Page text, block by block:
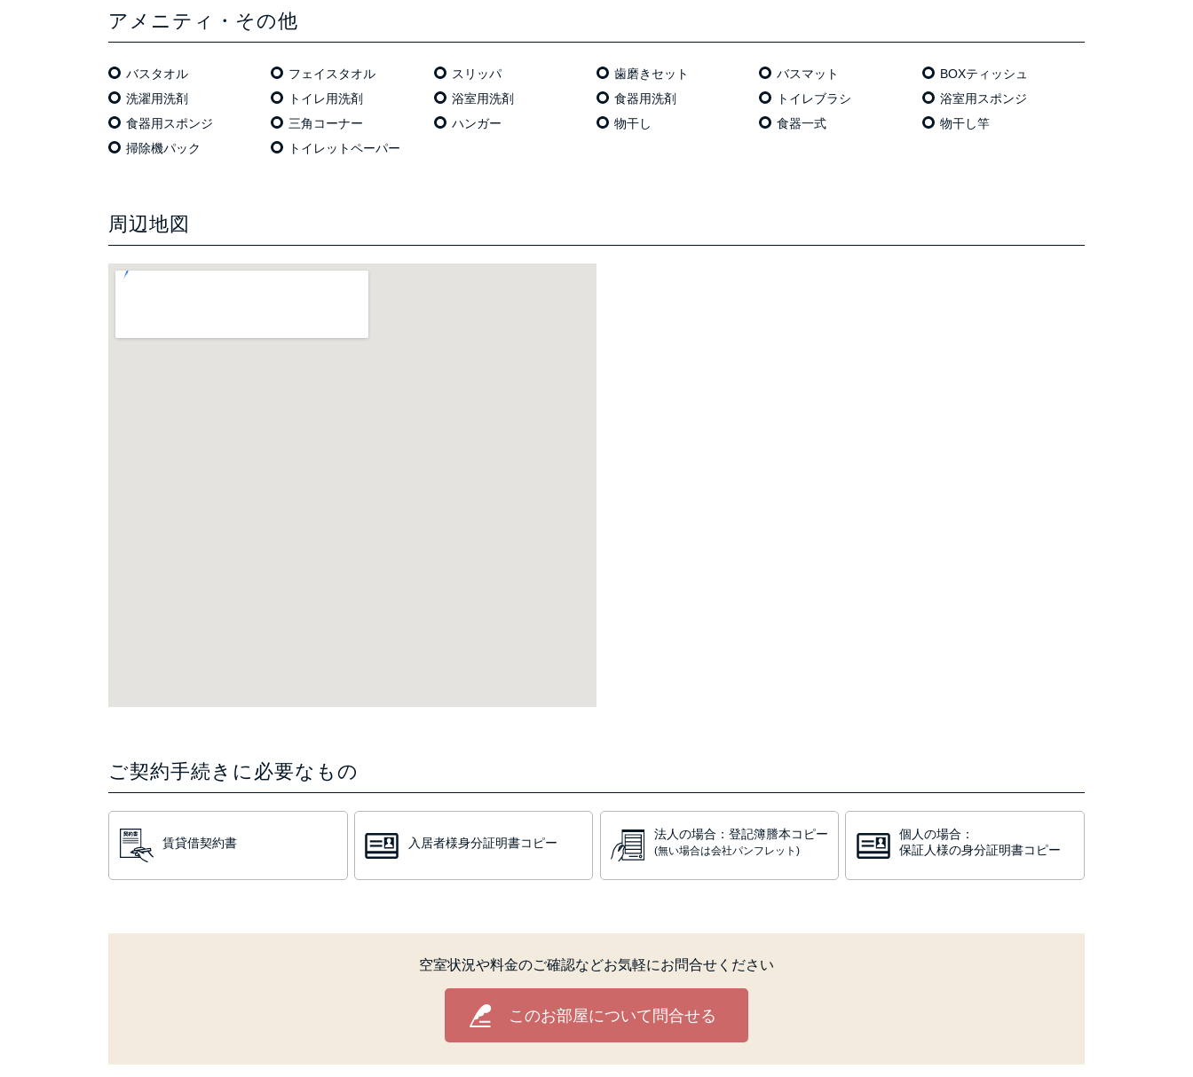
アメニティ・その他
バスタオル フェイスタオル スリッパ 歯磨きセット バスマット
BOXティッシュ
洗濯用洗剤
トイレ用洗剤 浴室用洗剤 食器用洗剤 トイレブラシ
浴室用スポンジ
食器用スポンジ
三角コーナー ハンガー 物干し 食器一式
物干し竿
掃除機パック
トイレットペーパー
周辺地図
ご契約手続きに必要なもの
賃貸借契約書 入居者様身分証明書コピー
法人の場合：登記簿謄本コピー
(無い場合は会社パンフレット)
個人の場合：
保証人様の身分証明書コピー
空室状況や料金のご確認などお気軽にお問合せください
このお部屋について問合せる